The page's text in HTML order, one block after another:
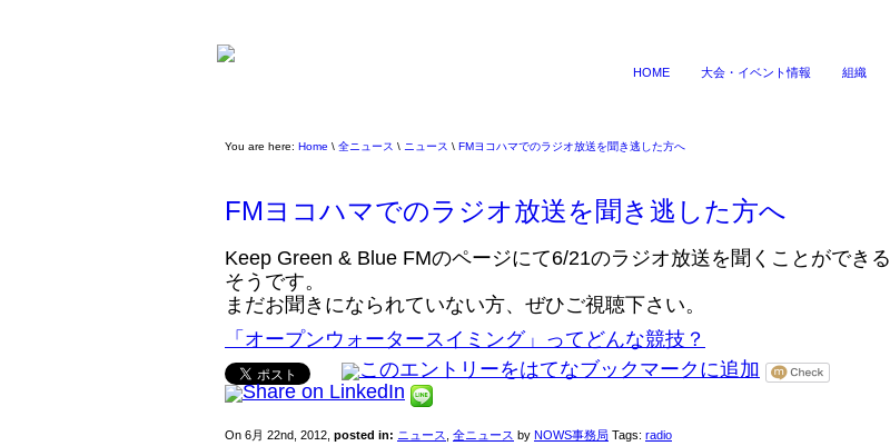
HOME 大会・イベント情報 組織
You are here: Home \ 全ニュース \ ニュース \ FMヨコハマでのラジオ放送を聞き逃した方へ
FMヨコハマでのラジオ放送を聞き逃した方へ
Keep Green & Blue FMのページにて6/21のラジオ放送を聞くことができる
そうです。
まだお聞きになられていない方、ぜひご視聴下さい。
「オープンウォータースイミング」ってどんな競技？
On 6月 22nd, 2012, posted in: ニュース 全ニュース by NOWS事務局 Tags: radio